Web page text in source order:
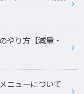
やり方【減量・
ニューについて